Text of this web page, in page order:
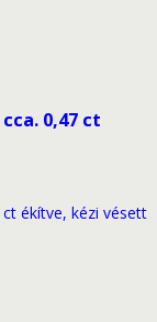
0,47 ct
ékítve, kézi vésett